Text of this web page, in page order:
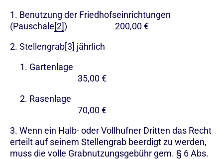
1. Benutzung der Friedhofseinrichtungen
(Pauschale[2]) 200,00 €
2. Stellengrab[3] jährlich
1. Gartenlage
35,00 €
2. Rasenlage
70,00 €
3. Wenn ein Halb- oder Vollhufner Dritten das Recht
erteilt auf seinem Stellengrab beerdigt zu werden,
muss die volle Grabnutzungsgebühr gem. § 6 Abs.